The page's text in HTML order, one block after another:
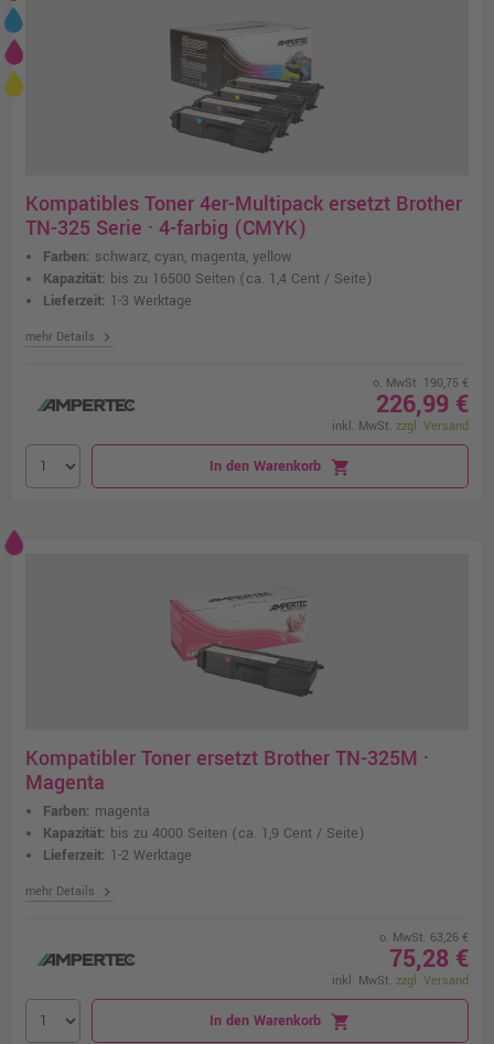
Kompatibles Toner 4er-Multipack ersetzt Brother
TN-325 Serie · 4-farbig (CMYK)
Farben: schwarz, cyan, magenta, yellow
Kapazität: bis zu 16500 Seiten (ca. 1,4 Cent / Seite)
Lieferzeit: 1-3 Werktage
mehr Details chevron_right
o. MwSt. 190,75 €
226,99 €
inkl. MwSt. zzgl. Versand
In den Warenkorb shopping_cart
Kompatibler Toner ersetzt Brother TN-325M ·
Magenta
Farben: magenta
Kapazität: bis zu 4000 Seiten (ca. 1,9 Cent / Seite)
Lieferzeit: 1-2 Werktage
mehr Details chevron_right
o. MwSt. 63,26 €
75,28 €
inkl. MwSt. zzgl. Versand
In den Warenkorb shopping_cart